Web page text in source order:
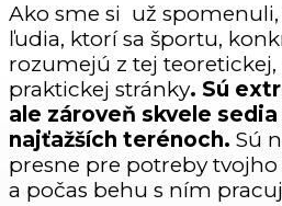
Ako sme si už
ľudia, ktorí sa športu,
rozumejú z tej teoretickej,
praktickej stránky. Sú
ale zároveň skvele
najťažších terénoch. Sú
presne pre potreby
a počas behu s ním